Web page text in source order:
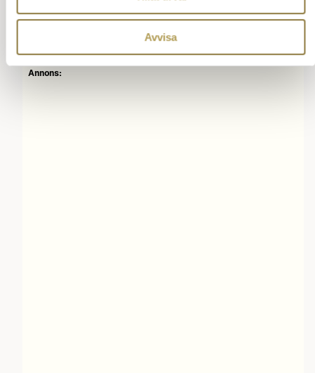
Avvisa
Ställ en fråga om vett och etikett
Annons: